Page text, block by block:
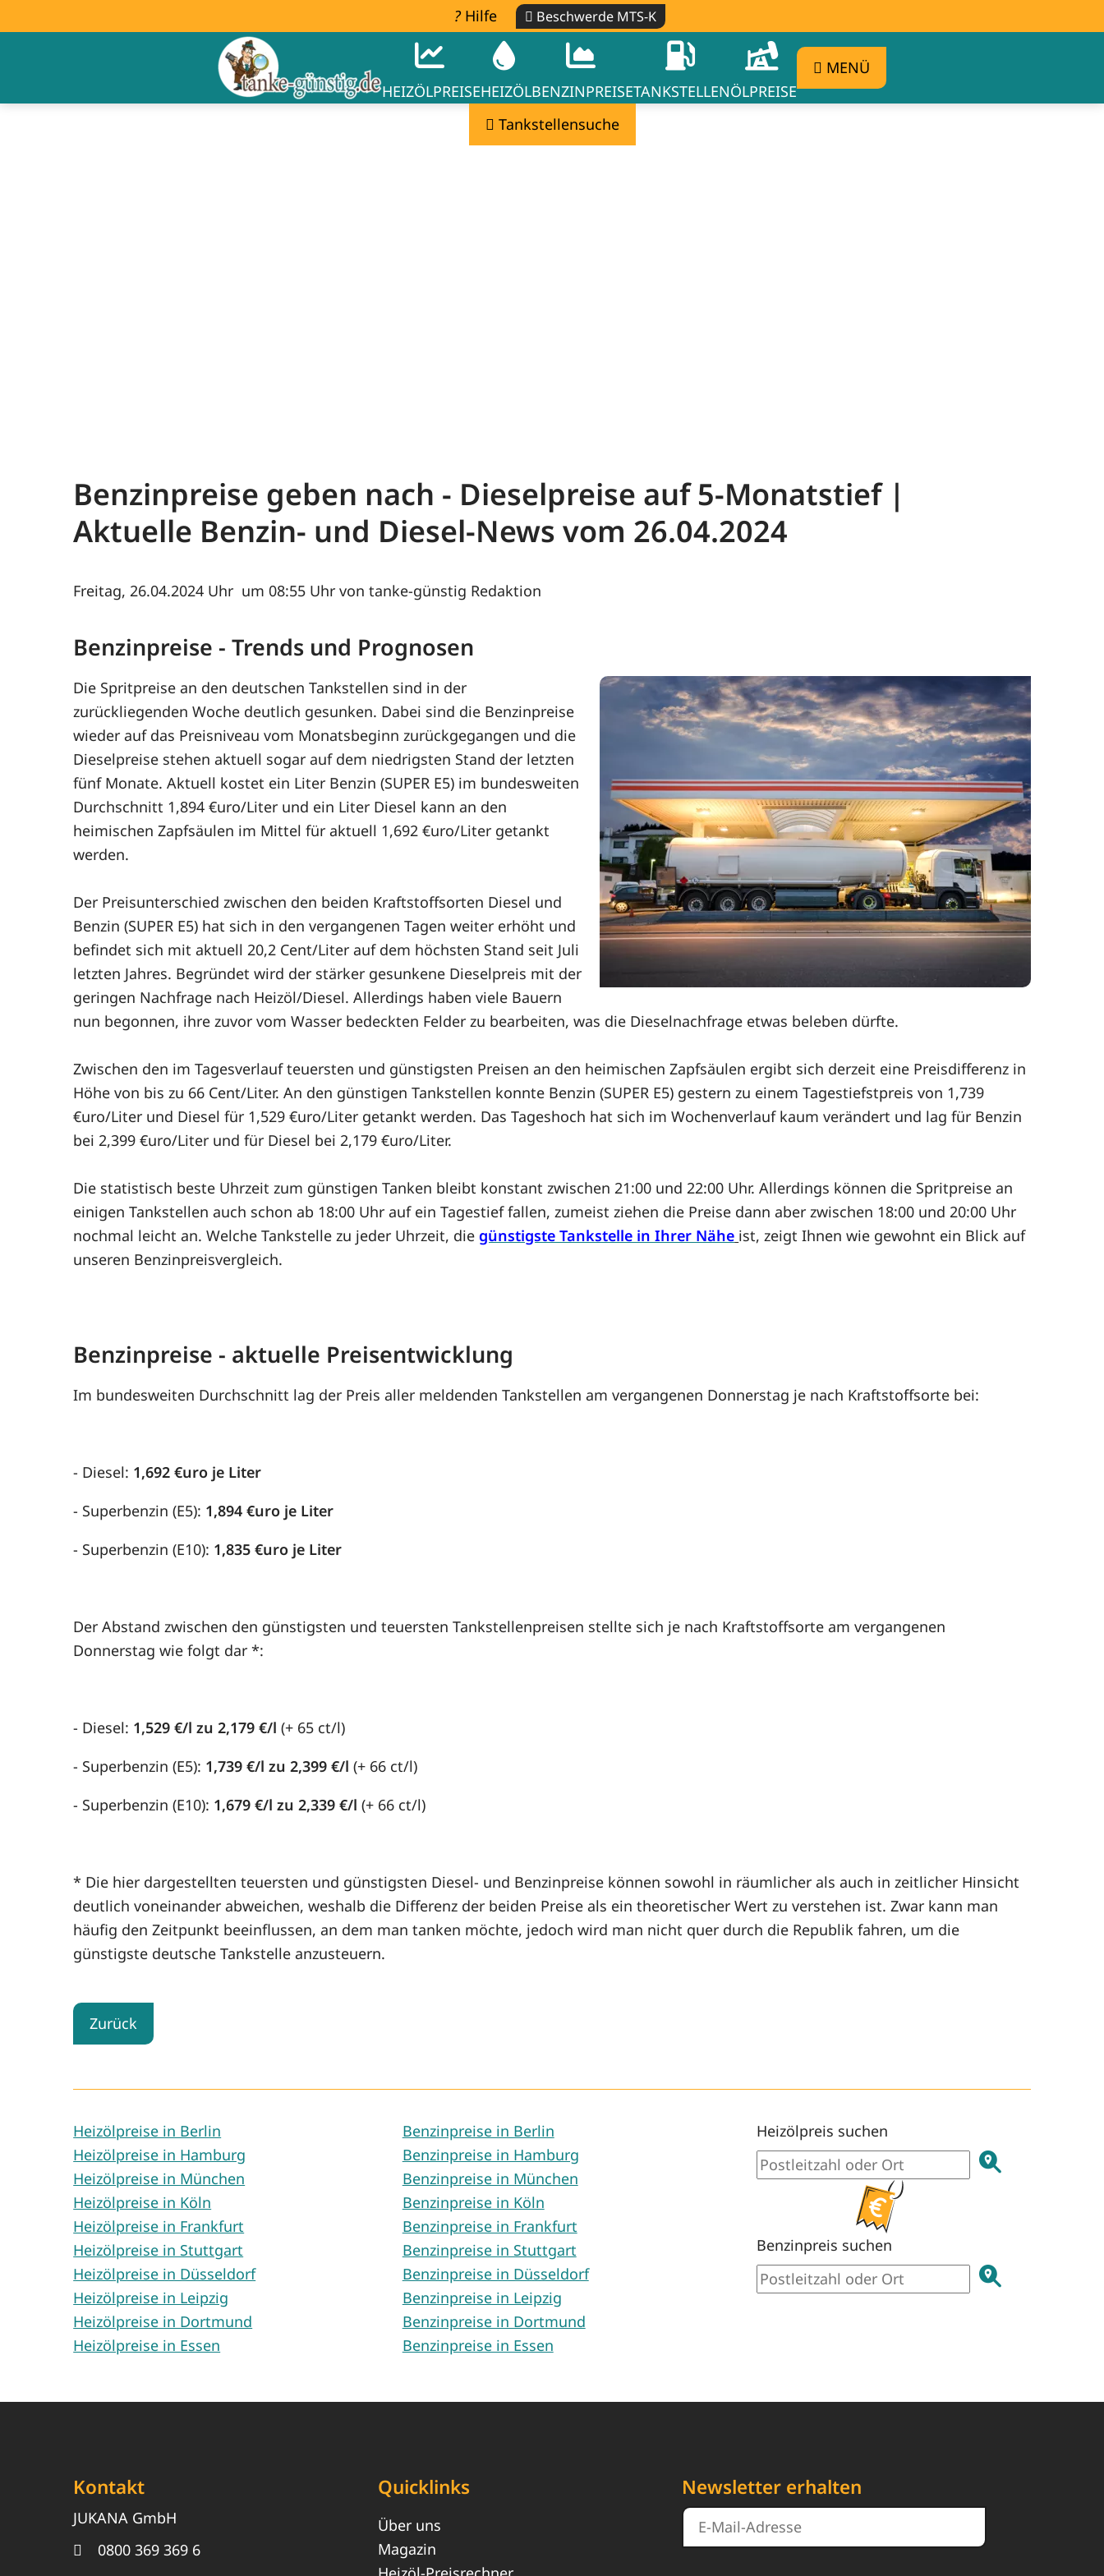
Hilfe Beschwerde MTS-K
HEIZÖLPREISEHEIZÖLBENZINPREISETANKSTELLENÖLPREISE
MENÜ
Tankstellensuche
Benzinpreise geben nach - Dieselpreise auf 5-Monatstief |
Aktuelle Benzin- und Diesel-News vom 26.04.2024
Freitag, 26.04.2024 um 08:55 Uhr von tanke-günstig Redaktion
Benzinpreise - Trends und Prognosen
Die Spritpreise an den deutschen Tankstellen sind in der
zurückliegenden Woche deutlich gesunken. Dabei sind die Benzinpreise
wieder auf das Preisniveau vom Monatsbeginn zurückgegangen und die
Dieselpreise stehen aktuell sogar auf dem niedrigsten Stand der letzten
fünf Monate. Aktuell kostet ein Liter Benzin (SUPER E5) im bundesweiten
Durchschnitt 1,894 €uro/Liter und ein Liter Diesel kann an den
heimischen Zapfsäulen im Mittel für aktuell 1,692 €uro/Liter getankt
werden.
Der Preisunterschied zwischen den beiden Kraftstoffsorten Diesel und
Benzin (SUPER E5) hat sich in den vergangenen Tagen weiter erhöht und
befindet sich mit aktuell 20,2 Cent/Liter auf dem höchsten Stand seit Juli
letzten Jahres. Begründet wird der stärker gesunkene Dieselpreis mit der
geringen Nachfrage nach Heizöl/Diesel. Allerdings haben viele Bauern
nun begonnen, ihre zuvor vom Wasser bedeckten Felder zu bearbeiten, was die Dieselnachfrage etwas beleben dürfte.
Zwischen den im Tagesverlauf teuersten und günstigsten Preisen an den heimischen Zapfsäulen ergibt sich derzeit eine Preisdifferenz in
Höhe von bis zu 66 Cent/Liter. An den günstigen Tankstellen konnte Benzin (SUPER E5) gestern zu einem Tagestiefstpreis von 1,739
€uro/Liter und Diesel für 1,529 €uro/Liter getankt werden. Das Tageshoch hat sich im Wochenverlauf kaum verändert und lag für Benzin
bei 2,399 €uro/Liter und für Diesel bei 2,179 €uro/Liter.
Die statistisch beste Uhrzeit zum günstigen Tanken bleibt konstant zwischen 21:00 und 22:00 Uhr. Allerdings können die Spritpreise an
einigen Tankstellen auch schon ab 18:00 Uhr auf ein Tagestief fallen, zumeist ziehen die Preise dann aber zwischen 18:00 und 20:00 Uhr
nochmal leicht an. Welche Tankstelle zu jeder Uhrzeit, diegünstigste Tankstelle in Ihrer Nähe ist, zeigt Ihnen wie gewohnt ein Blick auf
unseren Benzinpreisvergleich.
Benzinpreise - aktuelle Preisentwicklung
Im bundesweiten Durchschnitt lag der Preis aller meldenden Tankstellen am vergangenen Donnerstag je nach Kraftstoffsorte bei:
- Diesel: 1,692 €uro je Liter
- Superbenzin (E5): 1,894 €uro je Liter
- Superbenzin (E10): 1,835 €uro je Liter
Der Abstand zwischen den günstigsten und teuersten Tankstellenpreisen stellte sich je nach Kraftstoffsorte am vergangenen
Donnerstag wie folgt dar *:
- Diesel: 1,529 €/l zu 2,179 €/l(+ 65 ct/l)
- Superbenzin (E5): 1,739 €/l zu 2,399 €/l(+ 66 ct/l)
- Superbenzin (E10): 1,679 €/l zu 2,339 €/l(+ 66 ct/l)
* Die hier dargestellten teuersten und günstigsten Diesel- und Benzinpreise können sowohl in räumlicher als auch in zeitlicher Hinsicht
deutlich voneinander abweichen, weshalb die Differenz der beiden Preise als ein theoretischer Wert zu verstehen ist. Zwar kann man
häufig den Zeitpunkt beeinflussen, an dem man tanken möchte, jedoch wird man nicht quer durch die Republik fahren, um die
günstigste deutsche Tankstelle anzusteuern.
Zurück
Heizölpreise in Berlin
Heizölpreise in Hamburg
Heizölpreise in München
Heizölpreise in Köln
Heizölpreise in Frankfurt
Heizölpreise in Stuttgart
Heizölpreise in Düsseldorf
Heizölpreise in Leipzig
Heizölpreise in Dortmund
Heizölpreise in Essen
Benzinpreise in Berlin
Benzinpreise in Hamburg
Benzinpreise in München
Benzinpreise in Köln
Benzinpreise in Frankfurt
Benzinpreise in Stuttgart
Benzinpreise in Düsseldorf
Benzinpreise in Leipzig
Benzinpreise in Dortmund
Benzinpreise in Essen
Heizölpreis suchen
Benzinpreis suchen
Kontakt
JUKANA GmbH
0800 369 369 6
Quicklinks
Über uns
Magazin
Newsletter erhalten